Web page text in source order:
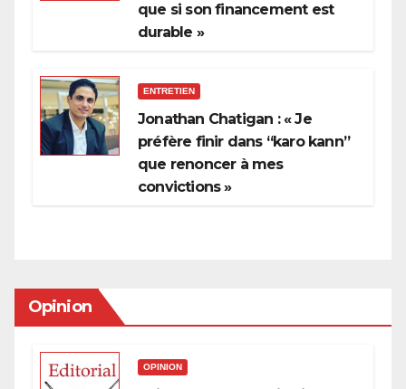
que si son financement est
durable »
ENTRETIEN
Jonathan Chatigan : « Je
préfère finir dans “karo kann”
que renoncer à mes
convictions »
Opinion
OPINION